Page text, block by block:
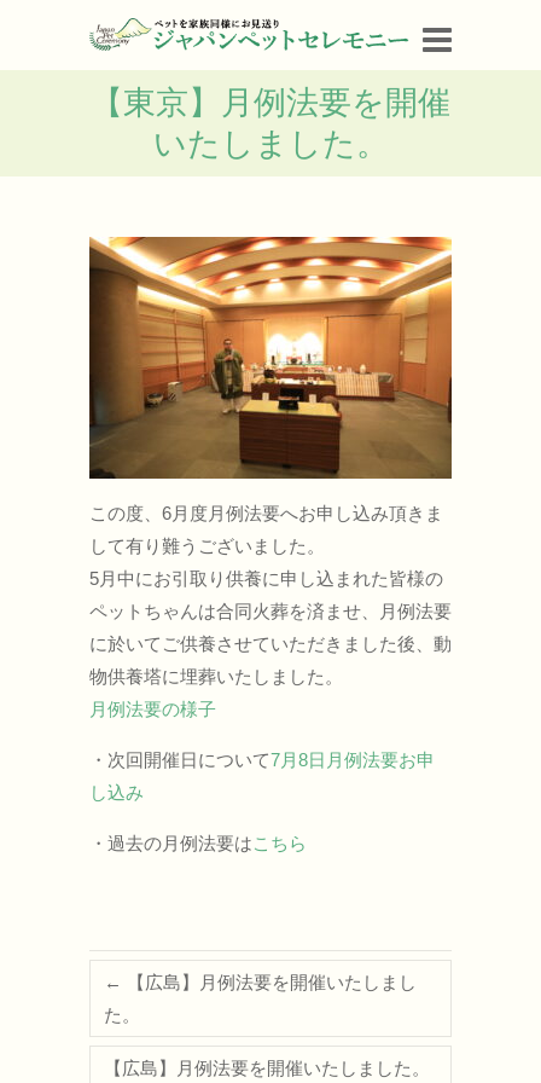
【東京】月例法要を開催
いたしました。
この度、6月度月例法要へお申し込み頂きま
して有り難うございました。
5月中にお引取り供養に申し込まれた皆様の
ペットちゃんは合同火葬を済ませ、月例法要
に於いてご供養させていただきました後、動
物供養塔に埋葬いたしました。
月例法要の様子
・次回開催日について7月8日月例法要お申
し込み
・過去の月例法要はこちら
←
【広島】月例法要を開催いたしまし
た。
【広島】月例法要を開催いたしました。